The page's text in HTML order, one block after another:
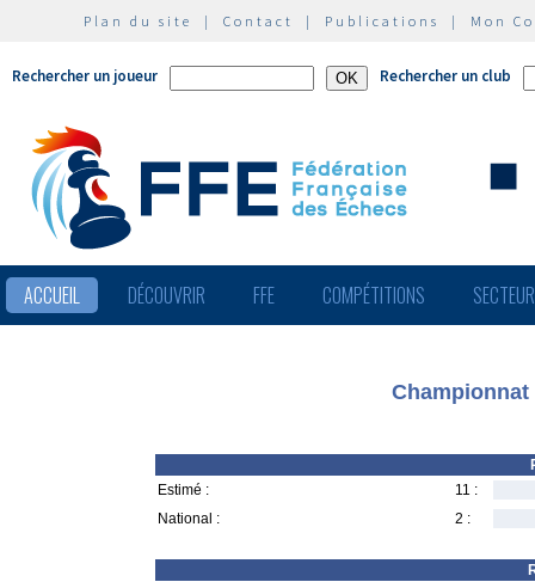
Plan du site | Contact | Publications | Mon
Rechercher un joueur Rechercher un club
ACCUEIL DÉCOUVRIR FFE COMPÉTITIONS
Championnat
Estimé :
11 :
National :
2 :